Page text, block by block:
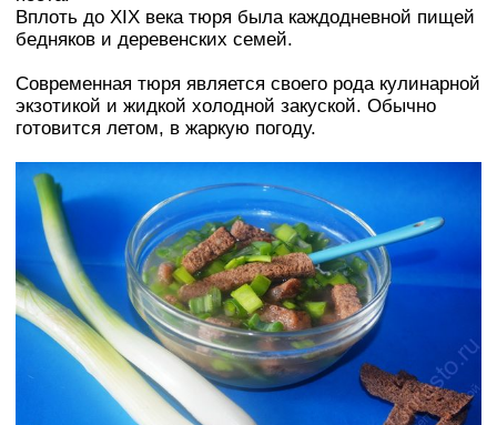
Вплоть до XIX века тюря была каждодневной пищей
бедняков и деревенских семей.
Современная тюря является своего рода кулинарной
экзотикой и жидкой холодной закуской. Обычно
готовится летом, в жаркую погоду.